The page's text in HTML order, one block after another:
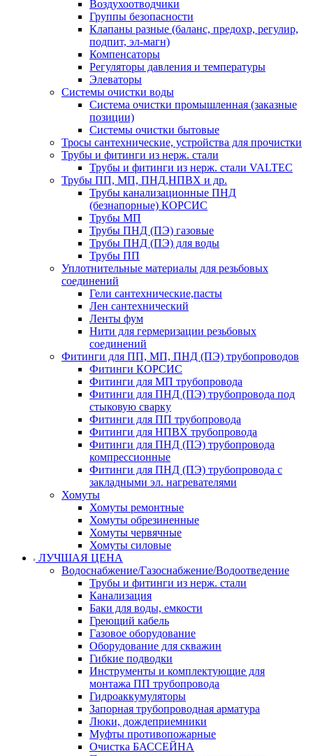
Воздухоотводчики
Группы безопасности
Клапаны разные (баланс, предохр, регулир,
подпит, эл-магн)
Компенсаторы
Регуляторы давления и температуры
Элеваторы
Системы очистки воды
Система очистки промышленная (заказные
позиции)
Системы очистки бытовые
Тросы сантехнические, устройства для прочистки
Трубы и фитинги из нерж. стали
Трубы и фитинги из нерж. стали VALTEC
Трубы ПП, МП, ПНД,НПВХ и др.
Трубы канализационные ПНД
(безнапорные) КОРСИС
Трубы МП
Трубы ПНД (ПЭ) газовые
Трубы ПНД (ПЭ) для воды
Трубы ПП
Уплотнительные материалы для резьбовых
соединений
Гели сантехнические,пасты
Лен сантехнический
Ленты фум
Нити для гермеризации резьбовых
соединений
Фитинги для ПП, МП, ПНД (ПЭ) трубопроводов
Фитинги КОРСИС
Фитинги для МП трубопровода
Фитинги для ПНД (ПЭ) трубопровода под
стыковую сварку
Фитинги для ПП трубопровода
Фитинги для НПВХ трубопровода
Фитинги для ПНД (ПЭ) трубопровода
компрессионные
Фитинги для ПНД (ПЭ) трубопровода с
закладными эл. нагревателями
Хомуты
Хомуты ремонтные
Хомуты обрезиненные
Хомуты червячные
Хомуты силовые
ЛУЧШАЯ ЦЕНА
Водоснабжение/Газоснабжение/Водоотведение
Трубы и фитинги из нерж. стали
Канализация
Баки для воды, емкости
Греющий кабель
Газовое оборудование
Оборудование для скважин
Гибкие подводки
Инструменты и комплектующие для
монтажа ПП трубопровода
Гидроаккумуляторы
Запорная трубопроводная арматура
Люки, дождеприемники
Муфты противопожарные
Очистка БАССЕЙНА